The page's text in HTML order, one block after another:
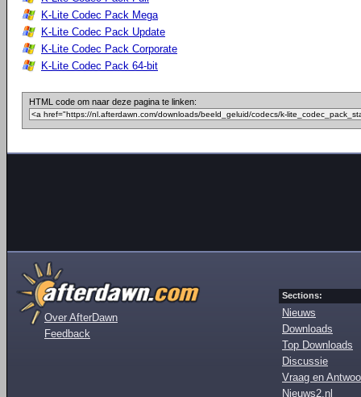
K-Lite Codec Pack Mega
K-Lite Codec Pack Update
K-Lite Codec Pack Corporate
K-Lite Codec Pack 64-bit
HTML code om naar deze pagina te linken:
Over AfterDawn
Feedback
Sections:
Nieuws
Downloads
Top Downloads
Discussie
Vraag en
Nieuws2.nl